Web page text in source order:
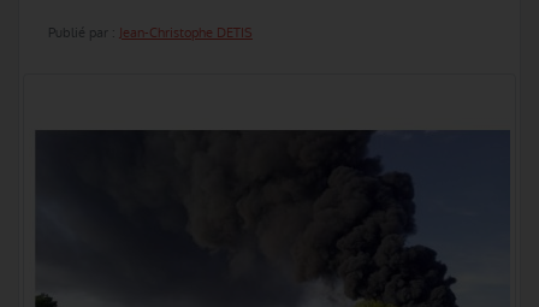
Publié par : Jean-Christophe DETIS